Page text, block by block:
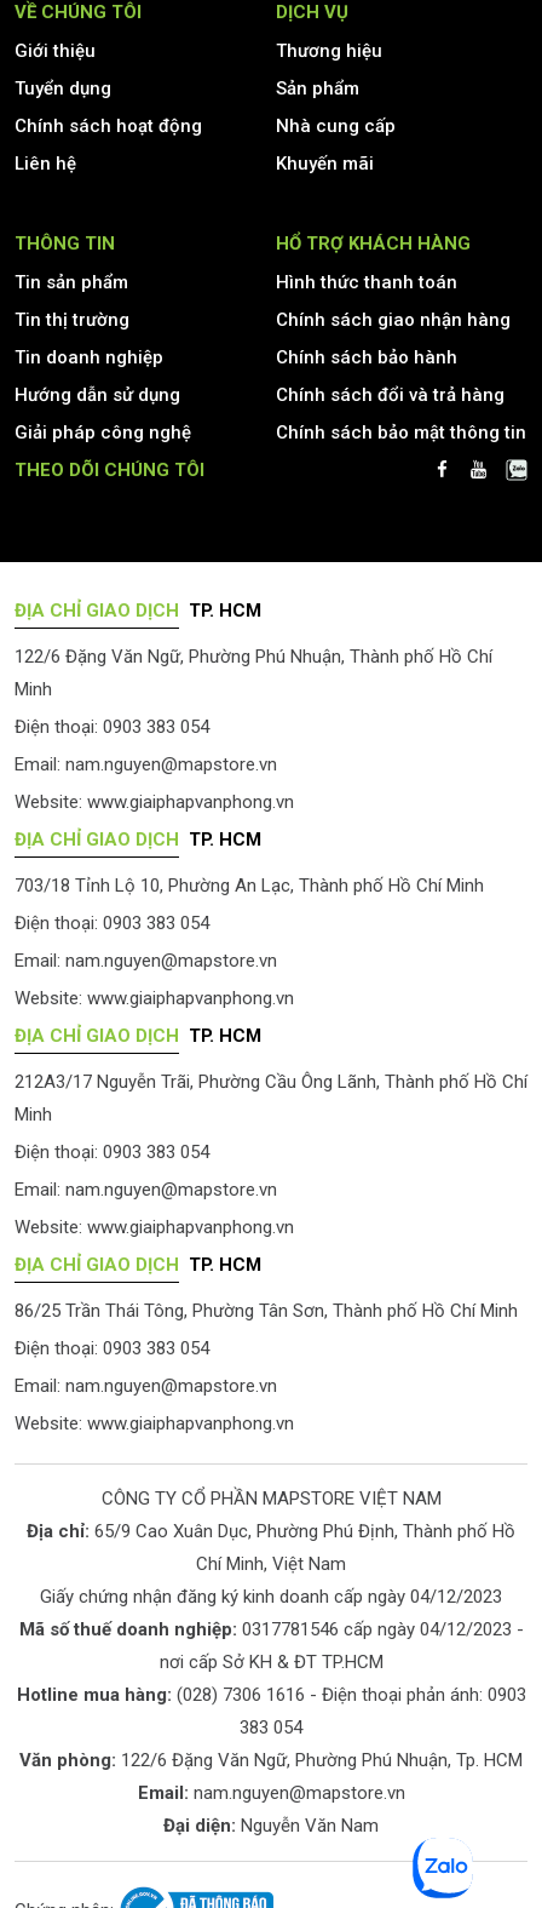
VỀ CHÚNG TÔI
Giới thiệu
Tuyển dụng
Chính sách hoạt động
Liên hệ
DỊCH VỤ
Thương hiệu
Sản phẩm
Nhà cung cấp
Khuyến mãi
THÔNG TIN
Tin sản phẩm
Tin thị trường
Tin doanh nghiệp
Hướng dẫn sử dụng
Giải pháp công nghệ
HỔ TRỢ KHÁCH HÀNG
Hình thức thanh toán
Chính sách giao nhận hàng
Chính sách bảo hành
Chính sách đổi và trả hàng
Chính sách bảo mật thông tin
THEO DÕI CHÚNG TÔI
ĐỊA CHỈ GIAO DỊCH TP. HCM
122/6 Đặng Văn Ngữ, Phường Phú Nhuận, Thành phố Hồ Chí
Minh
Điện thoại: 0903 383 054
Email: nam.nguyen@mapstore.vn
Website: www.giaiphapvanphong.vn
ĐỊA CHỈ GIAO DỊCH TP. HCM
703/18 Tỉnh Lộ 10, Phường An Lạc, Thành phố Hồ Chí Minh
Điện thoại: 0903 383 054
Email: nam.nguyen@mapstore.vn
Website: www.giaiphapvanphong.vn
ĐỊA CHỈ GIAO DỊCH TP. HCM
212A3/17 Nguyễn Trãi, Phường Cầu Ông Lãnh, Thành phố Hồ Chí
Minh
Điện thoại: 0903 383 054
Email: nam.nguyen@mapstore.vn
Website: www.giaiphapvanphong.vn
ĐỊA CHỈ GIAO DỊCH TP. HCM
86/25 Trần Thái Tông, Phường Tân Sơn, Thành phố Hồ Chí Minh
Điện thoại: 0903 383 054
Email: nam.nguyen@mapstore.vn
Website: www.giaiphapvanphong.vn
CÔNG TY CỔ PHẦN MAPSTORE VIỆT NAM
Địa chỉ: 65/9 Cao Xuân Dục, Phường Phú Định, Thành phố Hồ
Chí Minh, Việt Nam
Giấy chứng nhận đăng ký kinh doanh cấp ngày 04/12/2023
Mã số thuế doanh nghiệp: 0317781546 cấp ngày 04/12/2023 -
nơi cấp Sở KH & ĐT TP.HCM
Hotline mua hàng: (028) 7306 1616 - Điện thoại phản ánh: 0903
383 054
Văn phòng: 122/6 Đặng Văn Ngữ, Phường Phú Nhuận, Tp. HCM
Email: nam.nguyen@mapstore.vn
Đại diện: Nguyễn Văn Nam